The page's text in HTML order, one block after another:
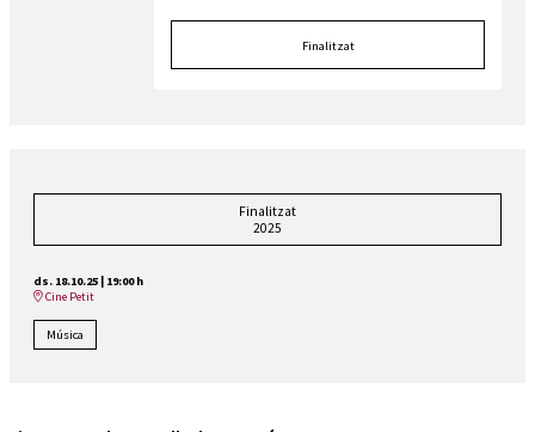
Finalitzat
Finalitzat
2025
ds. 18.10.25 | 19:00 h
Cine Petit
Música